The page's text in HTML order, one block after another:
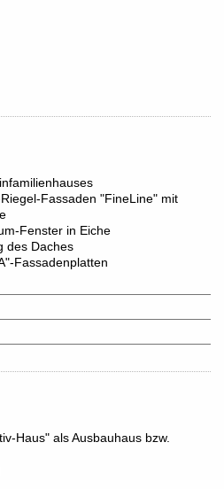
Fassaden "FineLine" mit
Fenster in Eiche
des Daches
Fassadenplatten
Haus" als Ausbauhaus bzw.